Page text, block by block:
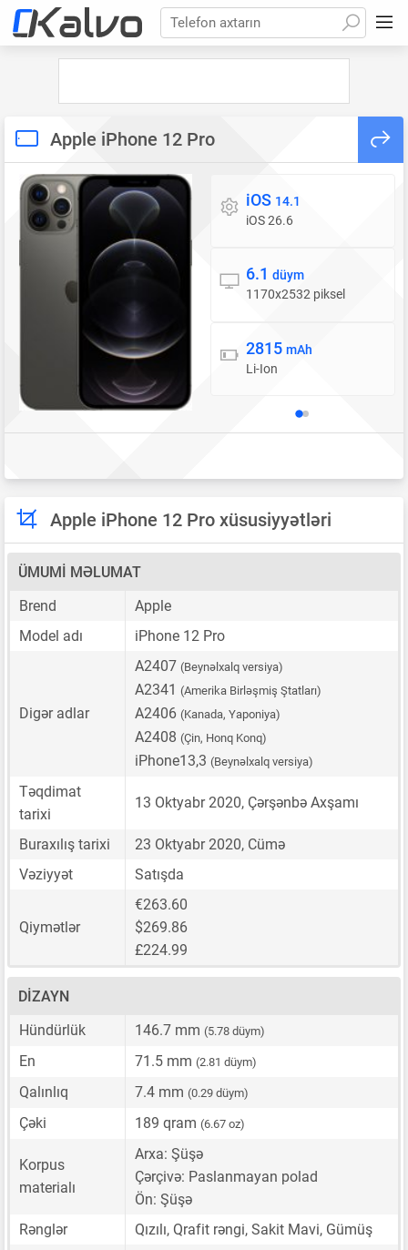
Telefon axtarın
Apple iPhone 12 Pro
Əməliyyat sistemi
iOS 14.1
iOS 26.6
Ekran
6.1 düym
1170x2532 piksel
Batareya
2815 mAh
Li-Ion
Apple iPhone 12 Pro xüsusiyyətləri
ÜMUMI MƏLUMAT
Brend
Apple
Model adı
iPhone 12 Pro
Digər adlar
A2407 (Beynəlxalq versiya)
A2341 (Amerika Birləşmiş Ştatları)
A2406 (Kanada, Yaponiya)
A2408 (Çin, Honq Konq)
iPhone13,3 (Beynəlxalq versiya)
Təqdimat
tarixi
13 Oktyabr 2020, Çərşənbə Axşamı
Buraxılış tarixi
23 Oktyabr 2020, Cümə
Vəziyyət
Satışda
Qiymətlər
€263.60
$269.86
£224.99
DIZAYN
Hündürlük
146.7 mm (5.78 düym)
En 71.5 mm (2.81 düym)
Qalınlıq 7.4 mm (0.29 düym)
Çəki 189 qram (6.67 oz)
Korpus
materialı
Arxa: Şüşə
Çərçivə: Paslanmayan polad
Ön: Şüşə
Rənglər
Qızılı, Qrafit rəngi, Sakit Mavi, Gümüş